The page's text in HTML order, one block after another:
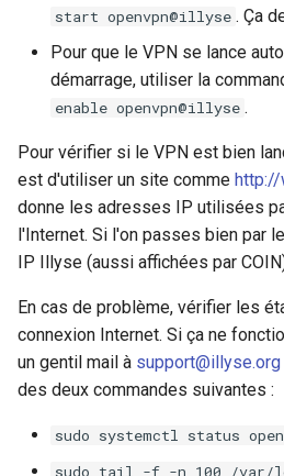
start openvpn@illyse . Ça
Pour que le VPN se lance
démarrage, utiliser la
enable openvpn@illyse .
Pour vérifier si le VPN est bien
est d'utiliser un site comme http://
donne les adresses IP utilisées
l'Internet. Si l'on passes bien par
IP Illyse (aussi affichées par
En cas de problème, vérifier les
connexion Internet. Si ça ne
un gentil mail à support@illyse.org
des deux commandes suivantes :
sudo systemctl status
sudo tail -f -n 100 /var/